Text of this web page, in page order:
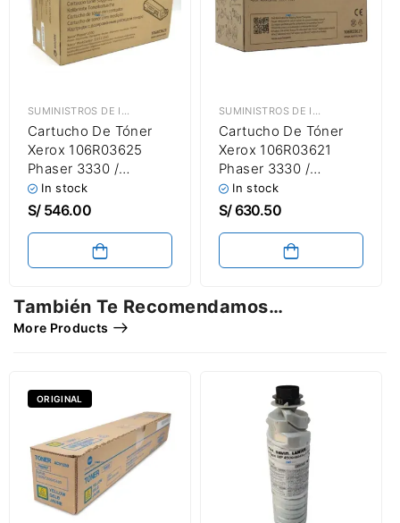
SUMINISTROS DE IMPRESIÓN TÓNER XEROX
Cartucho De Tóner
Xerox 106R03625
Phaser 3330 /
WorkCentre 3335 /
3345 Black 11,000
Toner Cartridge
In stock
S/546.00
SUMINISTROS DE IMPRESIÓN
Cartucho De Tóner
Xerox 106R03621
Phaser 3330 /
WorkCentre 3335 /
3345 Black 8,500
In stock
S/630.50
También Te Recomendamos…
More Products
ORIGINAL